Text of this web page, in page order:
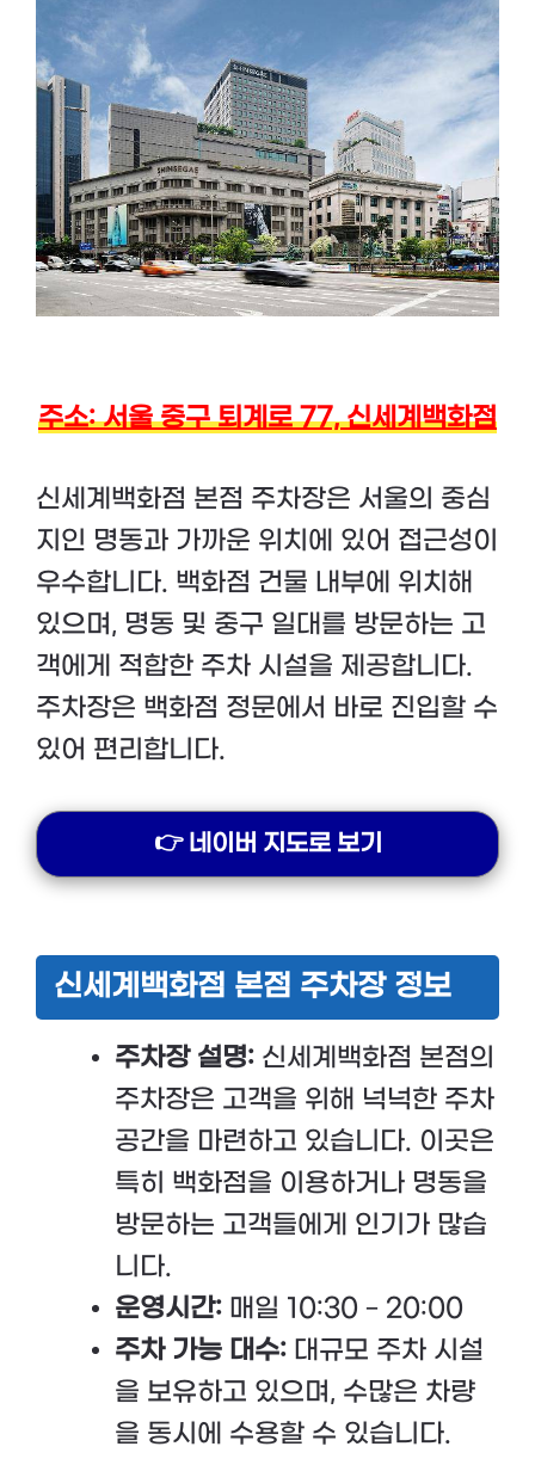
주소: 서울 중구 퇴계로 77, 신세계백화점
신세계백화점 본점 주차장은 서울의 중심
지인 명동과 가까운 위치에 있어 접근성이
우수합니다. 백화점 건물 내부에 위치해
있으며, 명동 및 중구 일대를 방문하는 고
객에게 적합한 주차 시설을 제공합니다.
주차장은 백화점 정문에서 바로 진입할 수
있어 편리합니다.
👉 네이버 지도로 보기
신세계백화점 본점 주차장 정보
주차장 설명: 신세계백화점 본점의
주차장은 고객을 위해 넉넉한 주차
공간을 마련하고 있습니다. 이곳은
특히 백화점을 이용하거나 명동을
방문하는 고객들에게 인기가 많습
니다.
운영시간: 매일 10:30 – 20:00
주차 가능 대수: 대규모 주차 시설
을 보유하고 있으며, 수많은 차량
을 동시에 수용할 수 있습니다.